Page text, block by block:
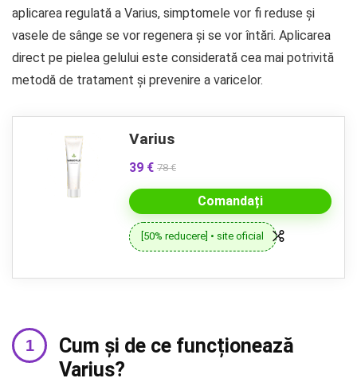
aplicarea regulată a Varius, simptomele vor fi reduse și
vasele de sânge se vor regenera și se vor întări. Aplicarea
direct pe pielea gelului este considerată cea mai potrivită
metodă de tratament și prevenire a varicelor.
Varius
39 € 78 €
Comandați
[50% reducere] • site oficial
Cum și de ce funcționează
Varius?